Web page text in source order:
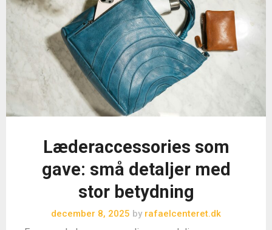
Læderaccessories som
gave: små detaljer med
stor betydning
december 8, 2025 by rafaelcenteret.dk